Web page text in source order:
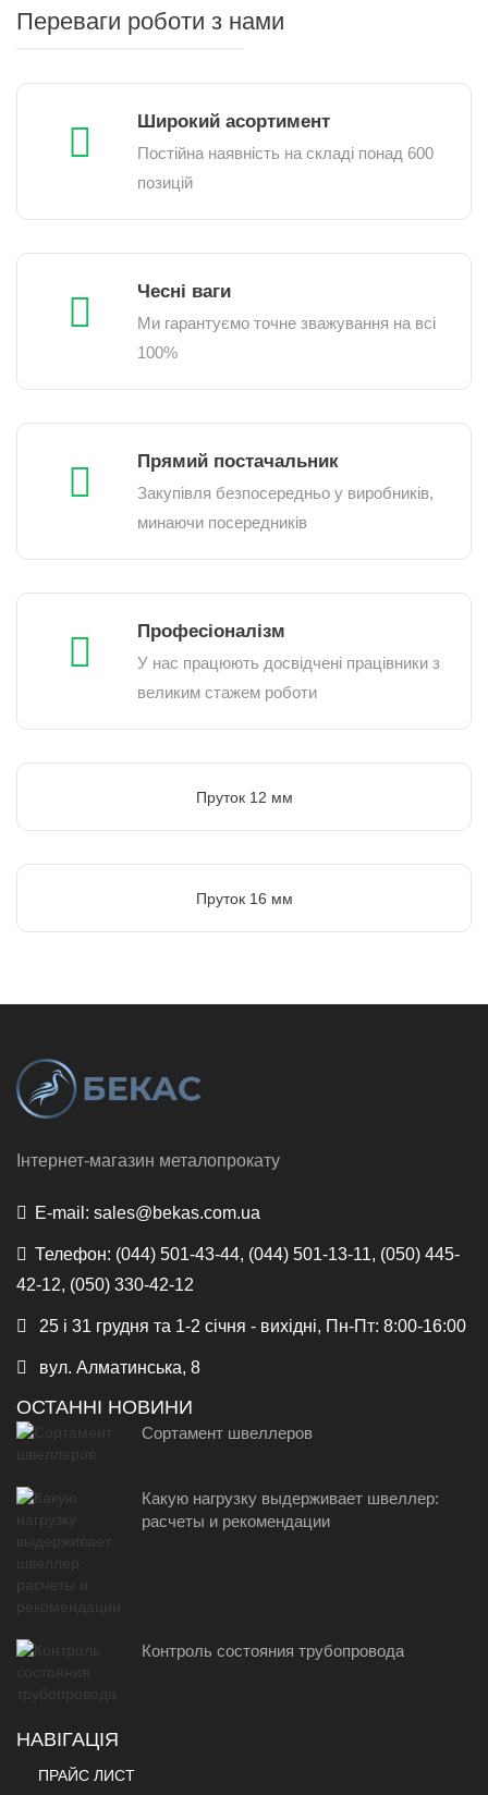
Переваги роботи з нами
Широкий асортимент
Постійна наявність на складі понад 600
позицій
Чесні ваги
Ми гарантуємо точне зважування на всі
100%
Прямий постачальник
Закупівля безпосередньо у виробників,
минаючи посередників
Професіоналізм
У нас працюють досвідчені працівники з
великим стажем роботи
Пруток 12 мм
Пруток 16 мм
Інтернет-магазин металопрокату
E-mail: sales@bekas.com.ua
Телефон: (044) 501-43-44, (044) 501-13-11, (050) 445-
42-12, (050) 330-42-12
25 і 31 грудня та 1-2 січня - вихідні, Пн-Пт: 8:00-16:00
вул. Алматинська, 8
ОСТАННІ НОВИНИ
Сортамент швеллеров
Какую нагрузку выдерживает швеллер:
расчеты и рекомендации
Контроль состояния трубопровода
НАВІГАЦІЯ
ПРАЙС ЛИСТ